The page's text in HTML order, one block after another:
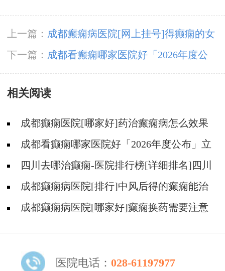
上一篇： 成都癫痫病医院[网上挂号]得癫痫的女
性母乳喂养时要注意什么?
下一篇： 成都看癫痫哪家医院好「2026年度公
布」立冬后癫痫病人应多注意什么?
相关阅读
成都癫痫医院[哪家好]药治癫痫病怎么效果
好?成都看癫痫哪家医院好「2026年度公布」立
冬后癫痫病人应多注意什么?
四川去哪治癫痫-医院排行榜[详细排名]四川
哪儿能有效治疗癫痫?
成都癫痫病医院[排行]中风后得的癫痫能治
吗
成都癫痫病医院[哪家好]癫痫换药需要注意
医院电话： 028-61197977